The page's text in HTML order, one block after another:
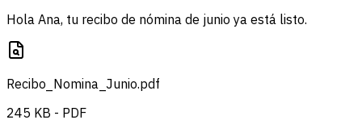
Hola Ana, tu recibo de nómina de junio ya está listo.
Recibo_Nomina_Junio.pdf
245 KB - PDF